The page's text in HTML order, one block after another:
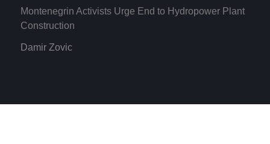
Montenegrin Activists Urge End to Hydropower Plant
Construction
Damir Zovic